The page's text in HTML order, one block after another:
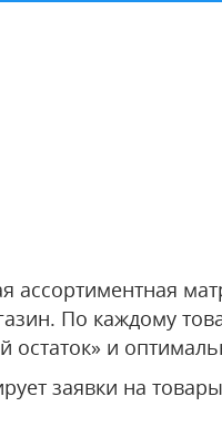
ассортиментная
По каждому
и
заявки на